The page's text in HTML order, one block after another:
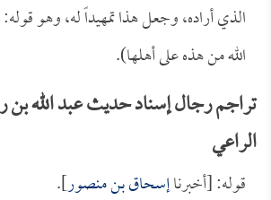
الذي أراده، وجعل هذا تمهيداً له، وهو
الله من هذه على أهلها).
تراجم رجال إسناد حديث عبد الله بن
الراعي
قوله: [أخبرناإسحاق بن منصور].